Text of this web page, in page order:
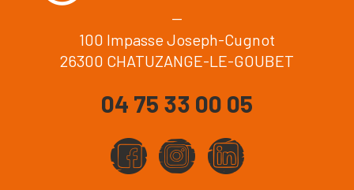
--
100 Impasse Joseph-Cugnot
26300 CHATUZANGE-LE-GOUBET
04 75 33 00 05